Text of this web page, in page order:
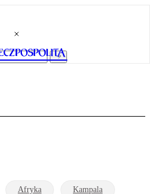
Afryka Kampala